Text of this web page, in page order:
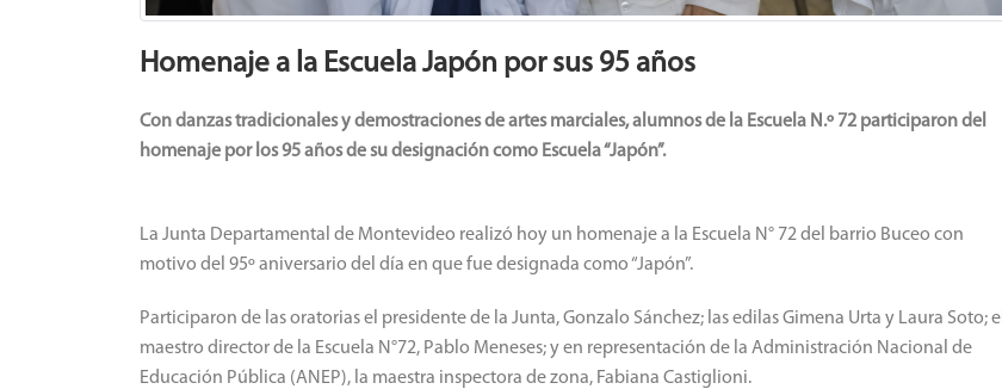
Homenaje a la Escuela Japón por sus 95 años
Con danzas tradicionales y demostraciones de artes marciales, alumnos de la Escuela N.º 72 participaron del
homenaje por los 95 años de su designación como Escuela “Japón”.
La Junta Departamental de Montevideo realizó hoy un homenaje a la Escuela N° 72 del barrio Buceo con
motivo del 95º aniversario del día en que fue designada como “Japón”.
Participaron de las oratorias el presidente de la Junta, Gonzalo Sánchez; las edilas Gimena Urta y Laura Soto; el
maestro director de la Escuela N°72, Pablo Meneses; y en representación de la Administración Nacional de
Educación Pública (ANEP), la maestra inspectora de zona, Fabiana Castiglioni.